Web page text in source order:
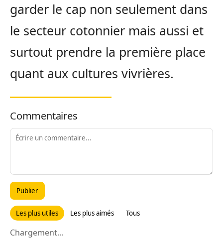
garder le cap non seulement dans
le secteur cotonnier mais aussi et
surtout prendre la première place
quant aux cultures vivrières.
Commentaires
Publier
Les plus utiles Les plus aimés Tous
Chargement...